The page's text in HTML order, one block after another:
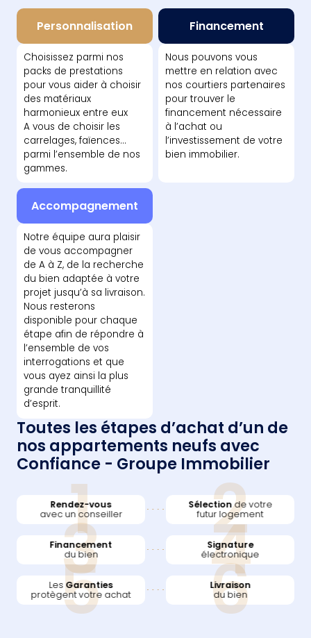
Personnalisation
Choisissez parmi nos
packs de prestations
pour vous aider à choisir
des matériaux
harmonieux entre eux
A vous de choisir les
carrelages, faïences...
parmi l’ensemble de nos
gammes.
Financement
Nous pouvons vous
mettre en relation avec
nos courtiers partenaires
pour trouver le
financement nécessaire
à l’achat ou
l’investissement de votre
bien immobilier.
Accompagnement
Notre équipe aura plaisir
de vous accompagner
de A à Z, de la recherche
du bien adaptée à votre
projet jusqu’à sa livraison.
Nous resterons
disponible pour chaque
étape afin de répondre à
l’ensemble de vos
interrogations et que
vous ayez ainsi la plus
grande tranquillité
d’esprit.
Toutes les étapes d’achat d’un de
nos appartements neufs avec
Confiance - Groupe Immobilier
Rendez-vous
avec un conseiller
1 Sélectionde votre
futur logement
2
Financement
du bien
3
Signature
électronique
4
Les Garanties
protègent votre achat
5
Livraison
du bien
6